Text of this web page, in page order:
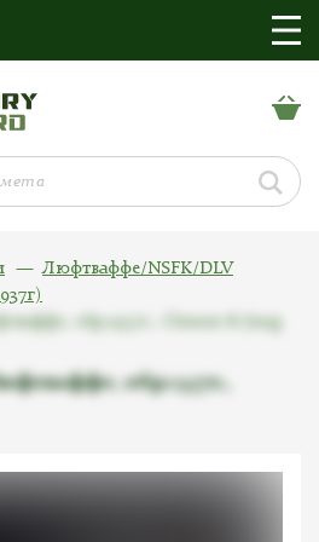
Люфтваффе/NSFK/DLV
обр.1937г.,